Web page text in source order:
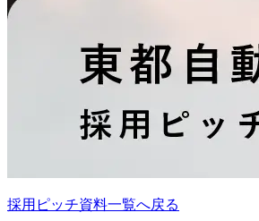
採用ピッチ資料一覧へ戻る